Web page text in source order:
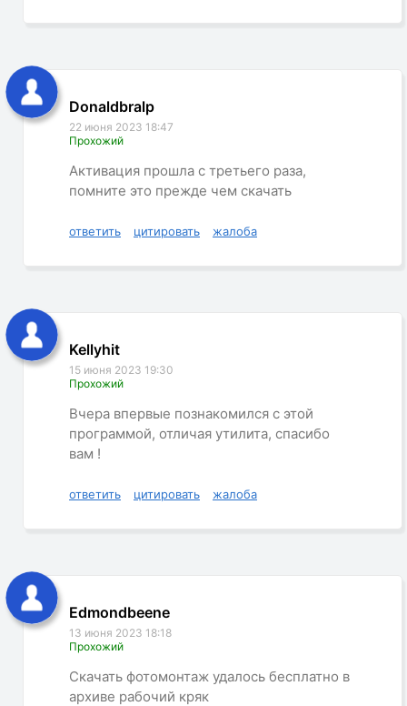
Donaldbralp
22 июня 2023 18:47
Прохожий
Активация прошла с третьего раза,
помните это прежде чем скачать
ответить цитировать жалоба
Kellyhit
15 июня 2023 19:30
Прохожий
Вчера впервые познакомился с этой
программой, отличая утилита, спасибо
вам !
ответить цитировать жалоба
Edmondbeene
13 июня 2023 18:18
Прохожий
Скачать фотомонтаж удалось бесплатно в
архиве рабочий кряк